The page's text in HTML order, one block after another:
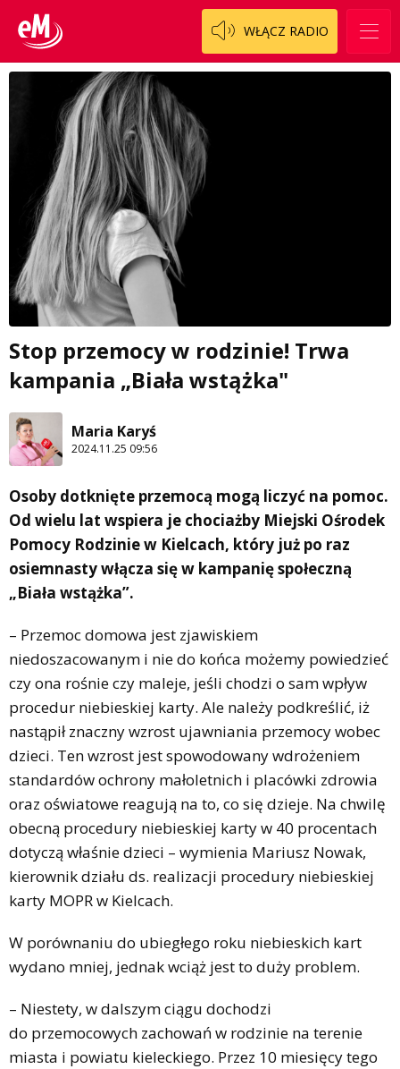
WŁĄCZ RADIO
Stop przemocy w rodzinie! Trwa
kampania „Biała wstążka"
Maria Karyś
2024.11.25 09:56
Osoby dotknięte przemocą mogą liczyć na pomoc.
Od wielu lat wspiera je chociażby Miejski Ośrodek
Pomocy Rodzinie w Kielcach, który już po raz
osiemnasty włącza się w kampanię społeczną
„Biała wstążka”.
– Przemoc domowa jest zjawiskiem
niedoszacowanym i nie do końca możemy powiedzieć
czy ona rośnie czy maleje, jeśli chodzi o sam wpływ
procedur niebieskiej karty. Ale należy podkreślić, iż
nastąpił znaczny wzrost ujawniania przemocy wobec
dzieci. Ten wzrost jest spowodowany wdrożeniem
standardów ochrony małoletnich i placówki zdrowia
oraz oświatowe reagują na to, co się dzieje. Na chwilę
obecną procedury niebieskiej karty w 40 procentach
dotyczą właśnie dzieci – wymienia Mariusz Nowak,
kierownik działu ds. realizacji procedury niebieskiej
karty MOPR w Kielcach.
W porównaniu do ubiegłego roku niebieskich kart
wydano mniej, jednak wciąż jest to duży problem.
– Niestety, w dalszym ciągu dochodzi
do przemocowych zachowań w rodzinie na terenie
miasta i powiatu kieleckiego. Przez 10 miesięcy tego